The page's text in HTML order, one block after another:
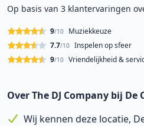
Op basis van 3 klantervaringen
Muziekkeuze
9/10
Inspelen op sfeer
7.7/10
Vriendelijkheid &
9/10
Over The DJ Company bij
Wij kennen deze locatie,